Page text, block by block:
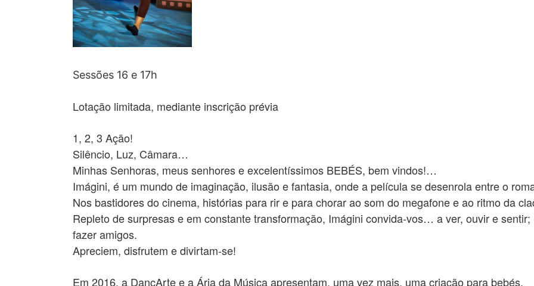
Sessões 16 e 17h
Lotação limitada, mediante inscrição prévia
1, 2, 3 Ação!
Silêncio, Luz, Câmara…
Minhas Senhoras, meus senhores e excelentíssimos BEBÉS, bem vindos!…
Imágini, é um mundo de imaginação, ilusão e fantasia, onde a película se desenrola entre o
Nos bastidores do cinema, histórias para rir e para chorar ao som do megafone e ao ritmo da
Repleto de surpresas e em constante transformação, Imágini convida-vos… a ver, ouvir e
fazer amigos.
Apreciem, disfrutem e divirtam-se!
Em 2016, a DançArte e a Ária da Música apresentam, uma vez mais, uma criação para bebés.